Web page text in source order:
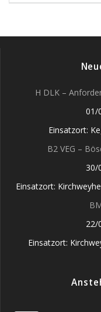
H DLK –
01/
Einsatzort:
B2 VEG –
30/
Einsatzort:
22/
Einsatzort: